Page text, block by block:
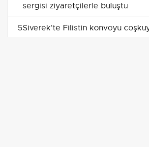
sergisi ziyaretçilerle buluştu
5Siverek’te Filistin konvoyu